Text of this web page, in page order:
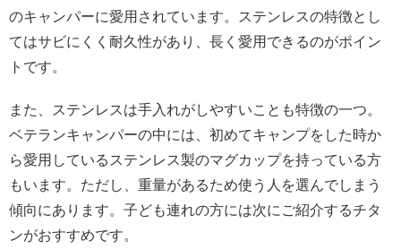
のキャンパーに愛用されています。ステンレスの特徴とし
てはサビにくく耐久性があり、長く愛用できるのがポイン
トです。
また、ステンレスは手入れがしやすいことも特徴の一つ。
ベテランキャンパーの中には、初めてキャンプをした時か
ら愛用しているステンレス製のマグカップを持っている方
もいます。ただし、重量があるため使う人を選んでしまう
傾向にあります。子ども連れの方には次にご紹介するチタ
ンがおすすめです。